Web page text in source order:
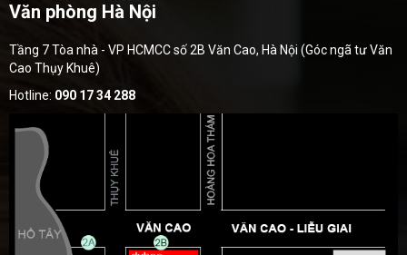
Văn phòng Hà Nội
Tầng 7 Tòa nhà - VP HCMCC số 2B Văn Cao, Hà Nội (Góc ngã tư Văn
Cao Thụy Khuê)
Hotline: 090 17 34 288